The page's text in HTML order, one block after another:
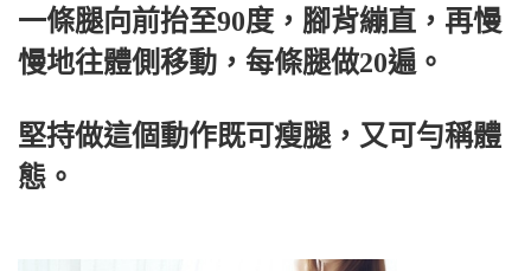
一條腿向前抬至90度，腳背繃直，再慢
慢地往體側移動，每條腿做20遍。
堅持做這個動作既可瘦腿，又可勻稱體
態。